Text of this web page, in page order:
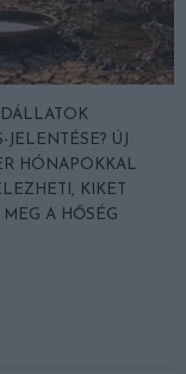
JELENTÉSE? ÚJ
HÓNAPOKKAL
KIKET
MEG A HŐSÉG